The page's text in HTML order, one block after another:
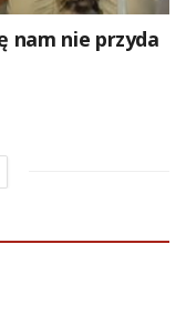
nam nie przyda